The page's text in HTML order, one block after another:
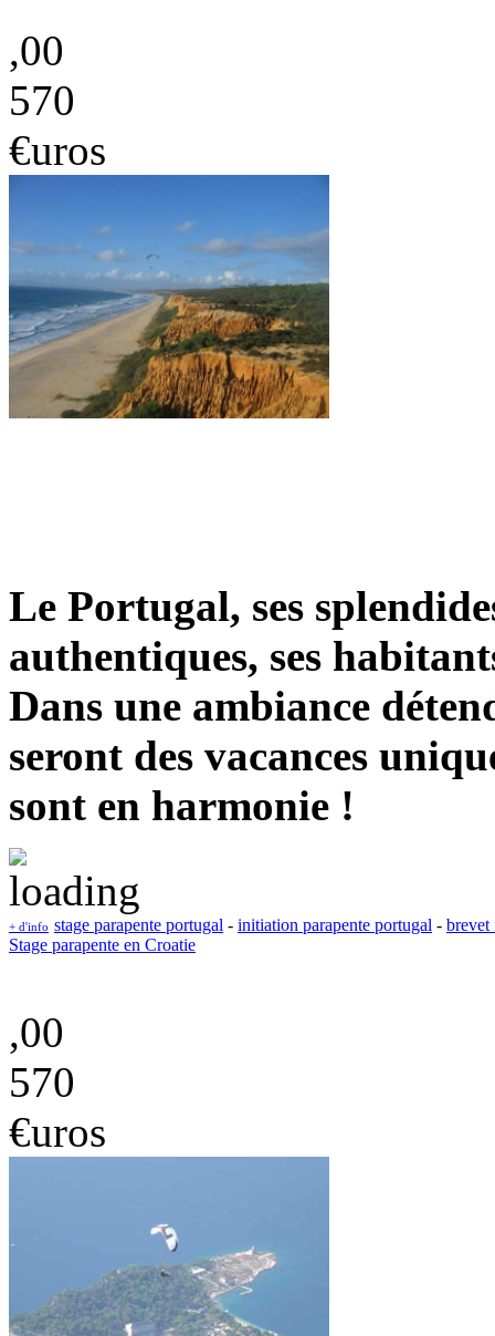
,00
570
€uros
Le Portugal, ses
authentiques, ses
Dans une ambiance
seront des vacances
sont en harmonie !
+ d'info stage parapente portugal - initiation parapente portugal - brevet
Stage parapente en Croatie
,00
570
€uros